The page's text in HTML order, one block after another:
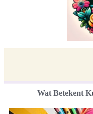
Wat Betekent